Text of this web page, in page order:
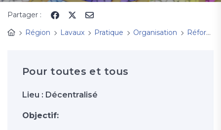
Partager :
Région
Lavaux Pratique Organisation Réforme Eglise 29 en Lavaux
Pour toutes et tous
Lieu : Décentralisé
Objectif: